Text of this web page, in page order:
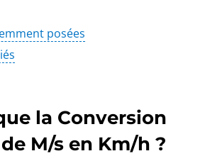
posées
la Conversion
M/s en Km/h ?